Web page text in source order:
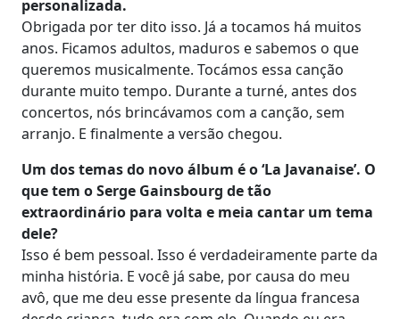
personalizada.
Obrigada por ter dito isso. Já a tocamos há muitos
anos. Ficamos adultos, maduros e sabemos o que
queremos musicalmente. Tocámos essa canção
durante muito tempo. Durante a turné, antes dos
concertos, nós brincávamos com a canção, sem
arranjo. E finalmente a versão chegou.
Um dos temas do novo álbum é o ‘La Javanaise’. O
que tem o Serge Gainsbourg de tão
extraordinário para volta e meia cantar um tema
dele?
Isso é bem pessoal. Isso é verdadeiramente parte da
minha história. E você já sabe, por causa do meu
avô, que me deu esse presente da língua francesa